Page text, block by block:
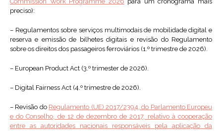
preciso):
– Regulamentos sobre serviços multimodais de mobilidade digital e
reserva e emissão de bilhetes digitais e revisão do Regulamento
sobre os direitos dos passageiros ferroviários (1.º trimestre de 2026).
– European Product Act (3.º trimester de 2026).
– Digital Fairness Act (4.º trimestre de 2026).
– Revisão do Regulamento (UE) 2017/2394, do Parlamento Europeu
e do Conselho, de 12 de dezembro de 2017, relativo à cooperação
entre as autoridades nacionais responsáveis pela aplicação da